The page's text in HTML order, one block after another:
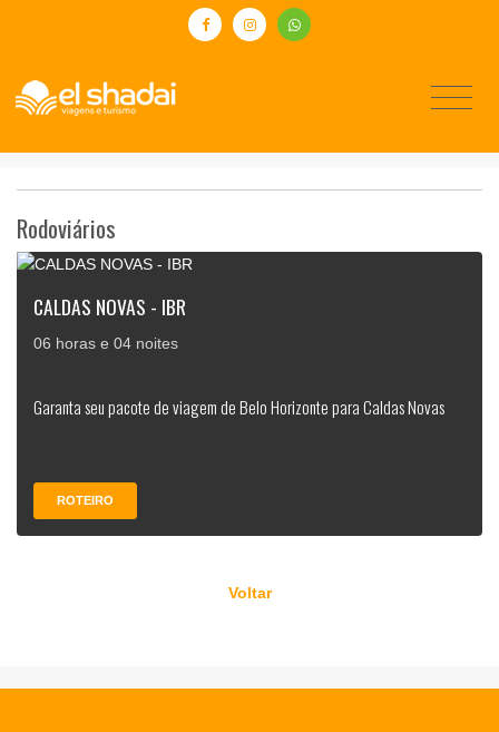
Rodoviários
CALDAS NOVAS - IBR
06 horas e 04 noites
Garanta seu pacote de viagem de Belo Horizonte para Caldas Novas
ROTEIRO
Voltar